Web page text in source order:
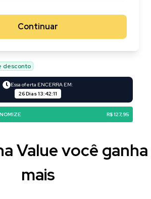
Continuar
desconto
Essa oferta ENCERRA EM:
26 Dias 13:42:10
R$ 127,95
Value você ganha
mais